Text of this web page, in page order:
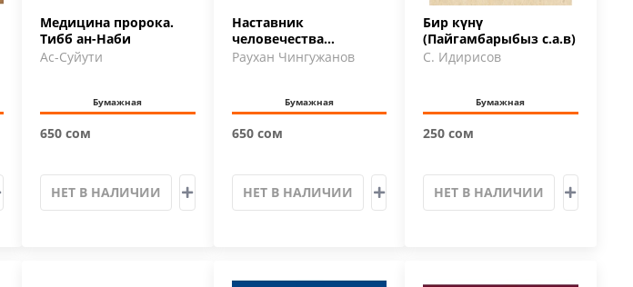
Медицина пророка.
Тибб ан-Наби
Ас-Суйути
Бумажная
650 сом
НЕТ В НАЛИЧИИ
Наставник
человечества
МУХАММАД да
Раухан Чингужанов
Бумажная
650 сом
НЕТ В НАЛИЧИИ
Бир күнү
(Пайгамбарыбыз с.а.в)
С. Идирисов
Бумажная
250 сом
НЕТ В НАЛИЧИИ